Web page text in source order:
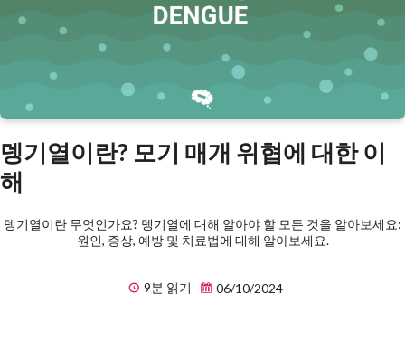
뎅기열이란? 모기 매개 위협에 대한 이
해
뎅기열이란 무엇인가요? 뎅기열에 대해 알아야 할 모든 것을 알아보세요:
원인, 증상, 예방 및 치료법에 대해 알아보세요.
9분 읽기 06/10/2024